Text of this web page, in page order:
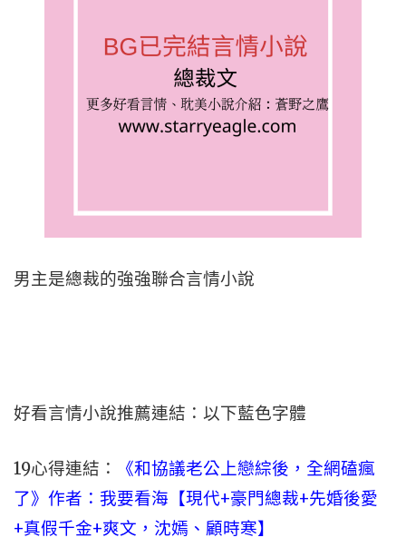
男主是總裁的強強聯合言情小說
好看言情小說推薦連結：以下藍色字體
19心得連結：
《和協議老公上戀綜後，全網磕瘋
了》作者：我要看海【現代+豪門總裁+先婚後愛
+真假千金+爽文，沈嫣、顧時寒】